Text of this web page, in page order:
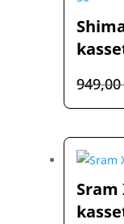
949,00
Sram